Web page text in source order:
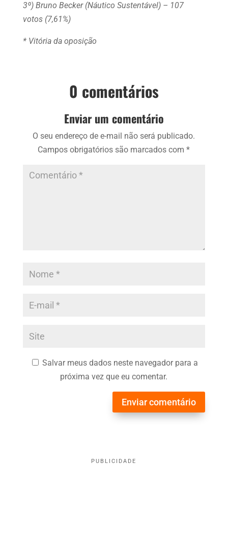
3º) Bruno Becker (Náutico Sustentável) – 107
votos (7,61%)
* Vitória da oposição
0 comentários
Enviar um comentário
O seu endereço de e-mail não será publicado.
Campos obrigatórios são marcados com*
Salvar meus dados neste navegador para a
próxima vez que eu comentar.
Enviar comentário
PUBLICIDADE